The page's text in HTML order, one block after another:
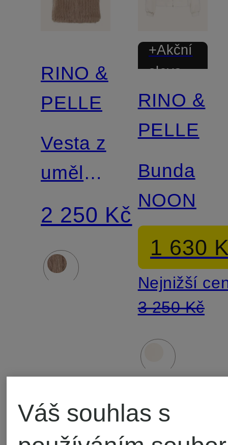
RINO &
PELLE
Vesta z
umělé
kožešiny
DAVA
2 250 Kč
+Akční
sleva
RINO &
PELLE
Bunda
NOON
1 630
Nejnižší
3 250 Kč
Váš souhlas s